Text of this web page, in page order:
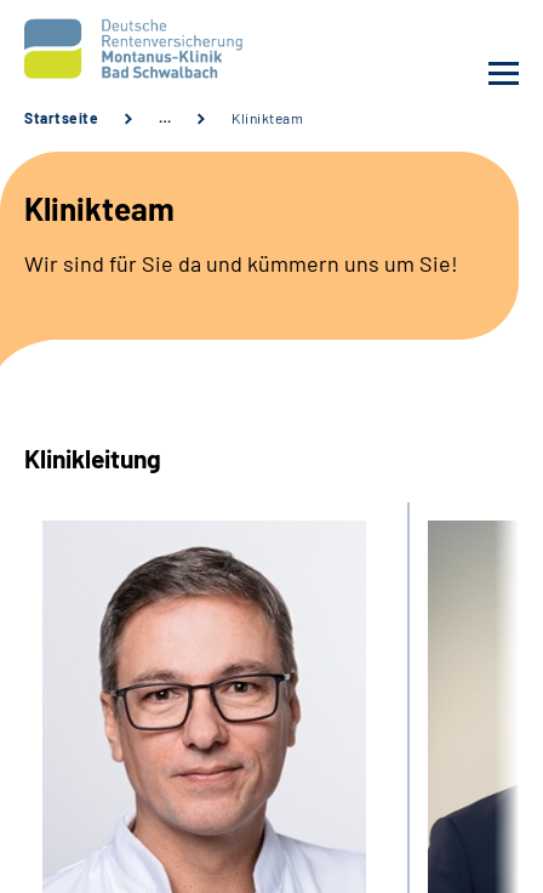
Unsere Klinik
Unsere Angebote
Leichte Sprache
Gebärdensprache
Startseite … Klinikteam
Klinikteam
Wir sind für Sie da und kümmern uns um Sie!
Klinikleitung